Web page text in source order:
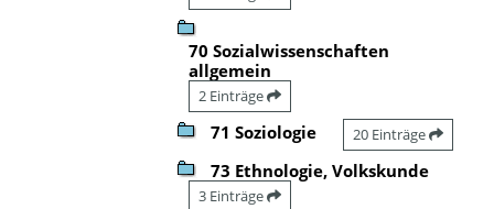
70 Sozialwissenschaften
allgemein
2 Einträge
71 Soziologie 20 Einträge
73 Ethnologie, Volkskunde
3 Einträge